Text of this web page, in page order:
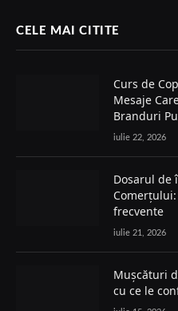
CELE MAI CITITE
Curs de
Mesaje
Branduri
iulie 22, 2026
Dosarul de
frecvente
iulie 21, 2026
Mușcături
cu ce le